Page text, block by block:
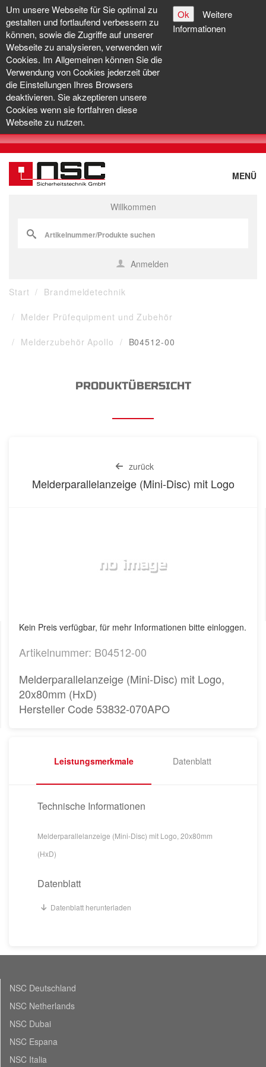
Um unsere Webseite für Sie optimal zu
gestalten und fortlaufend verbessern zu
können, sowie die Zugriffe auf unserer
Webseite zu analysieren, verwenden wir
Cookies. Im Allgemeinen können Sie die
Verwendung von Cookies jederzeit über
die Einstellungen Ihres Browsers
deaktivieren. Sie akzeptieren unsere
Cookies wenn sie fortfahren diese
Webseite zu nutzen.
Ok
Weitere
Informationen
MENÜ
Willkommen
Anmelden
Start Brandmeldetechnik
Melder Prüfequipment und Zubehör
Melderzubehör Apollo B04512-00
PRODUKTÜBERSICHT
zurück
Melderparallelanzeige (Mini-Disc) mit Logo
Kein Preis verfügbar, für mehr Informationen bitte einloggen.
Artikelnummer: B04512-00
Melderparallelanzeige (Mini-Disc) mit Logo,
20x80mm (HxD)
Hersteller Code 53832-070APO
Leistungsmerkmale Datenblatt
Technische Informationen
Melderparallelanzeige (Mini-Disc) mit Logo, 20x80mm
(HxD)
Datenblatt
Datenblatt herunterladen
NSC Deutschland
NSC Netherlands
NSC Dubai
NSC Espana
NSC Italia